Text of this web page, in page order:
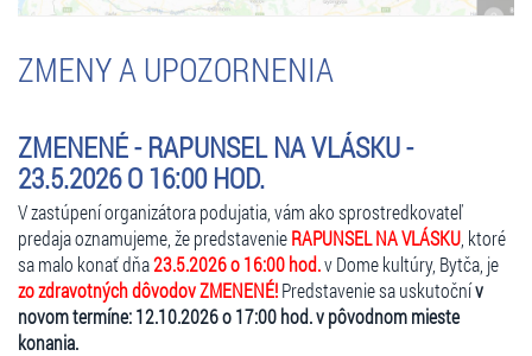
ZMENY A UPOZORNENIA
ZMENENÉ - RAPUNSEL NA VLÁSKU -
23.5.2026 O 16:00 HOD.
V zastúpení organizátora podujatia, vám ako sprostredkovateľ
predaja oznamujeme, že predstavenieRAPUNSEL NA VLÁSKU , ktoré
sa malo konať dňa23.5.2026 o 16:00 hod.v Dome kultúry, Bytča, je
zo zdravotných dôvodov ZMENENÉ!Predstavenie sa uskutočnív
novom termíne: 12.10.2026 o 17:00 hod. v pôvodnom mieste
konania.